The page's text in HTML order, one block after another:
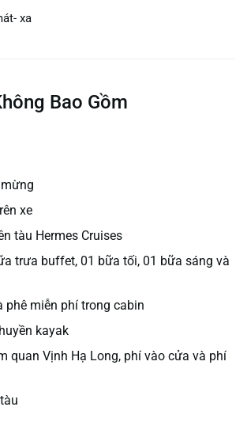
xa
Bao Gồm
xe
tàu Hermes Cruises
trưa buffet, 01 bữa tối, 01 bữa sáng và
phê miễn phí trong cabin
kayak
quan Vịnh Hạ Long, phí vào cửa và phí